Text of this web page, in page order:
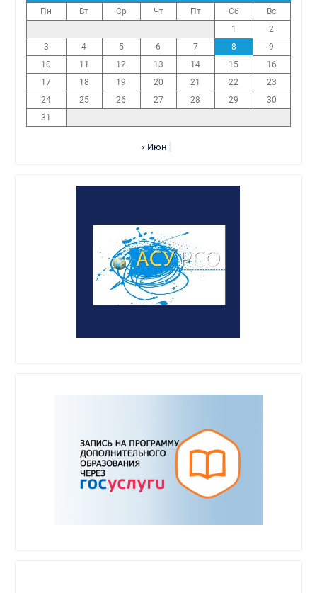
Пн Вт Ср Чт Пт Сб
Вс
1
2
3
4 5 6 7 8
9
10
11 12 13 14 15
16
17
18 19 20 21 22
23
24
25 26 27 28 29
30
31
« Июн